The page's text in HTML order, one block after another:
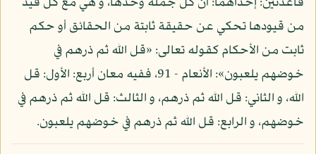
من قيودها تحكي عن حقيقة ثابتة من الحقائق أو حكم
ثابت من الأحكام كقوله تعالى: «قل الله ثم ذرهم في
خوضهم يلعبون»: الأنعام - 91، ففيه معان أربع: الأول: قل
الله، و الثاني: قل الله ثم ذرهم، و الثالث: قل الله ثم ذرهم في
خوضهم، و الرابع: قل الله ثم ذرهم في خوضهم يلعبون.